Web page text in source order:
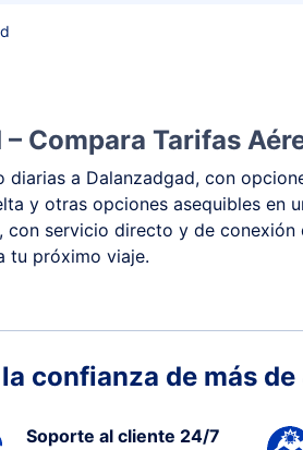
Compara Tarifas
a Dalanzadgad, con
y otras opciones asequibles en
con servicio directo y de
tu próximo viaje.
confianza de más
Soporte al cliente 24/7